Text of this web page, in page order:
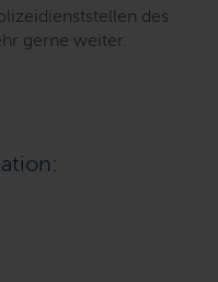
des
gerne weiter.